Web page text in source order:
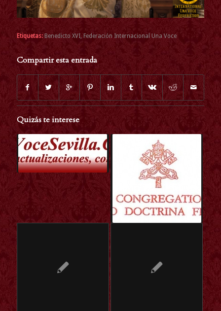
Etiquetas: Benedicto XVI, Federación Internacional Una Voce
Compartir esta entrada
Quizás te interese